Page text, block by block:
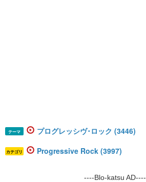
テーマ プログレッシヴ･ロック (3446)
カテゴリ Progressive Rock (3997)
----Blo-katsu AD----